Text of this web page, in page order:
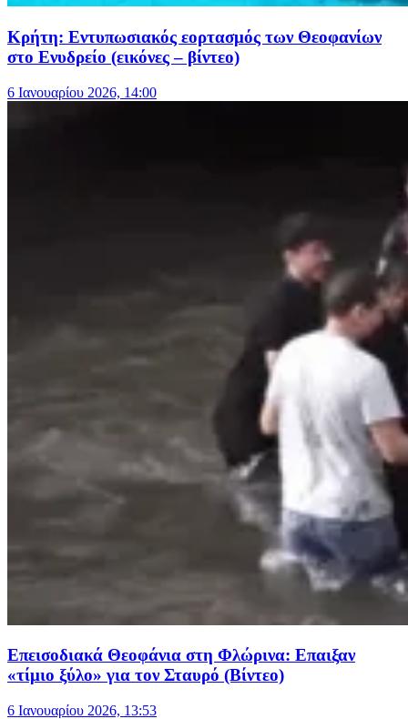
Κρήτη: Εντυπωσιακός εορτασμός των Θεοφανίων
στο Ενυδρείο (εικόνες – βίντεο)
6 Ιανουαρίου 2026, 14:00
Επεισοδιακά Θεοφάνια στη Φλώρινα: Επαιξαν
«τίμιο ξύλο» για τον Σταυρό (Βίντεο)
6 Ιανουαρίου 2026, 13:53